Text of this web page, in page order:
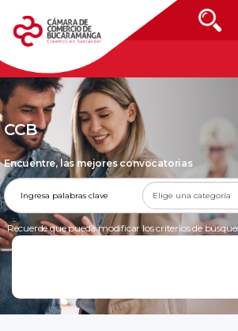
CCB
Encuentre, las mejores convocatorias
Recuerde que pueda modificar los criterios de